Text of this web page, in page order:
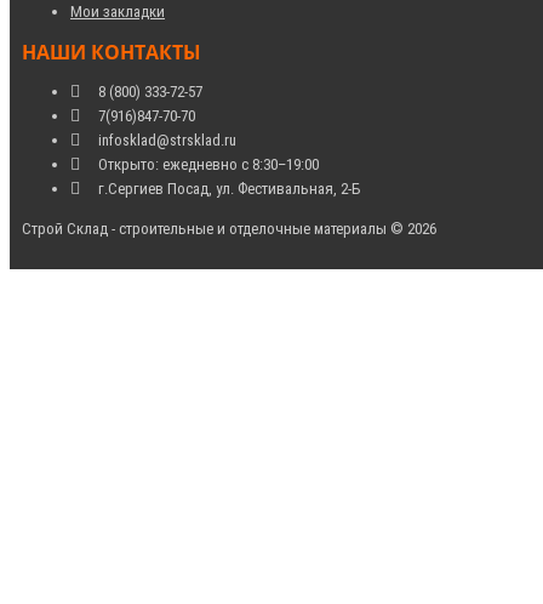
Мои закладки
НАШИ КОНТАКТЫ
8 (800) 333-72-57
7(916)847-70-70
infosklad@strsklad.ru
Открыто: ежедневно с 8:30–19:00
г.Сергиев Посад, ул. Фестивальная, 2-Б
Строй Склад - строительные и отделочные материалы © 2026